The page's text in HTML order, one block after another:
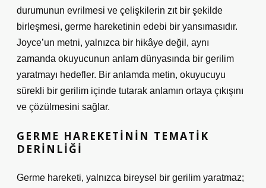
durumunun evrilmesi ve çelişkilerin zıt bir şekilde
birleşmesi, germe hareketinin edebi bir yansımasıdır.
Joyce’un metni, yalnızca bir hikâye değil, aynı
zamanda okuyucunun anlam dünyasında bir gerilim
yaratmayı hedefler. Bir anlamda metin, okuyucuyu
sürekli bir gerilim içinde tutarak anlamın ortaya çıkışını
ve çözülmesini sağlar.
GERME HAREKETININ TEMATIK
DERINLIĞI
Germe hareketi, yalnızca bireysel bir gerilim yaratmaz;